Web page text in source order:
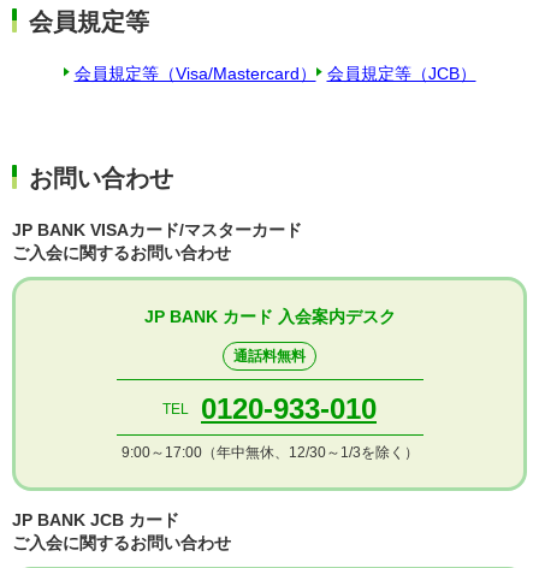
会員規定等
会員規定等（Visa/Mastercard） 会員規定等（JCB）
お問い合わせ
JP BANK VISAカード/マスターカード
ご入会に関するお問い合わせ
JP BANK カード 入会案内デスク
通話料無料
TEL 0120-933-010
9:00～17:00（年中無休、12/30～1/3を除く）
JP BANK JCB カード
ご入会に関するお問い合わせ